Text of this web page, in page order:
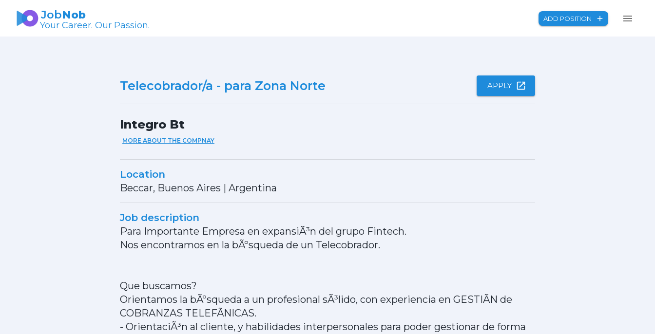
JobNob
Your Career. Our Passion.
ADD POSITION
Telecobrador/a - para Zona Norte APPLY
Integro Bt
MORE ABOUT THE COMPNAY
Location
Beccar, Buenos Aires | Argentina
Job description
Para Importante Empresa en expansiÃ³n del grupo Fintech.
Nos encontramos en la bÃºsqueda de un Telecobrador.
Que buscamos?
Orientamos la bÃºsqueda a un profesional sÃ³lido, con experiencia en GESTIÃN de
COBRANZAS TELEFÃNICAS.
- OrientaciÃ³n al cliente, y habilidades interpersonales para poder gestionar de forma